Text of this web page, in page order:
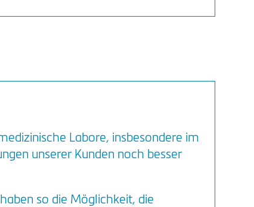
Labore, insbesondere im
unserer Kunden noch besser
so die Möglichkeit, die